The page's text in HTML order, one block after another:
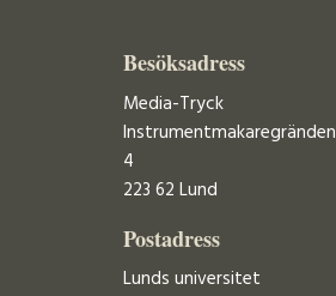
Besöksadress
Media-Tryck
Instrumentmakaregränden
4
223 62 Lund
Postadress
Lunds universitet